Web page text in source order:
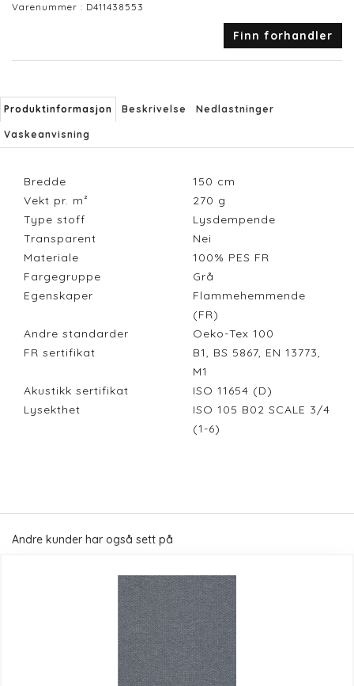
Varenummer : D411438553
Finn forhandler
Produktinformasjon Beskrivelse Nedlastninger
Vaskeanvisning
Bredde 150 cm
Vekt pr. m²
270 g
Type stoff
Lysdempende
Transparent
Nei
Materiale
100% PES FR
Fargegruppe
Grå
Egenskaper
Flammehemmende
(FR)
Andre standarder
Oeko-Tex 100
FR sertifikat
B1, BS 5867, EN 13773,
M1
Akustikk sertifikat
ISO 11654 (D)
Lysekthet
ISO 105 B02 SCALE 3/4
(1-6)
Andre kunder har også sett på